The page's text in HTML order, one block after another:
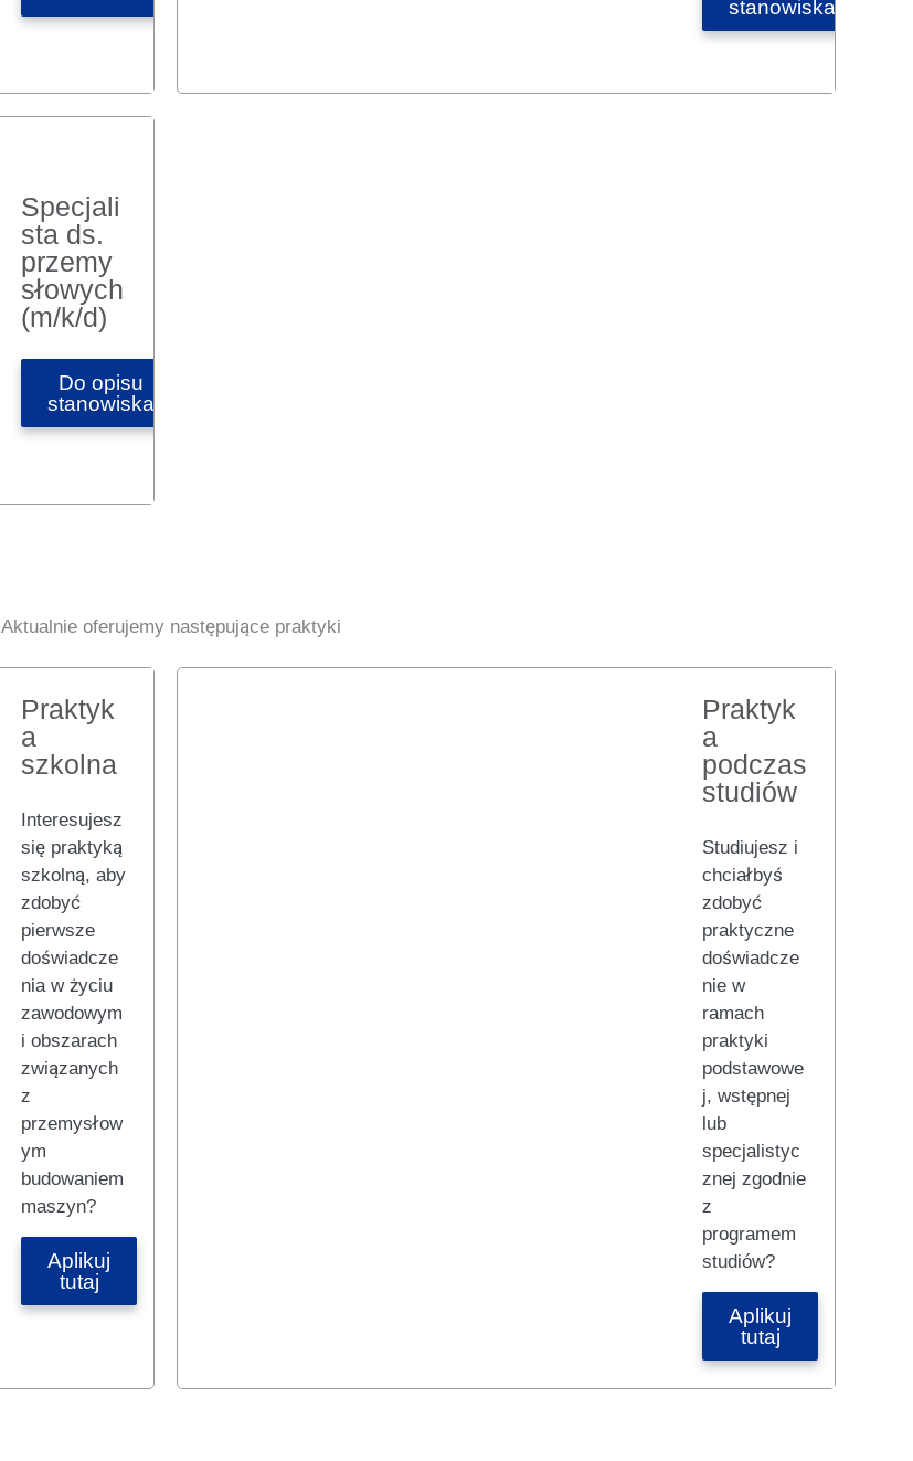
stanowiska
Specjali
sta ds.
przemy
słowych
(m/k/d)
Do opisu
stanowiska
Aktualnie oferujemy następujące praktyki
Praktyk
a
szkolna
Interesujesz
się praktyką
szkolną, aby
zdobyć
pierwsze
doświadcze
nia w życiu
zawodowym
i obszarach
związanych
z
przemysłow
ym
budowaniem
maszyn?
Aplikuj
tutaj
Praktyk
a
podczas
studiów
Studiujesz i
chciałbyś
zdobyć
praktyczne
doświadcze
nie w
ramach
praktyki
podstawowe
j, wstępnej
lub
specjalistyc
znej zgodnie
z
programem
studiów?
Aplikuj
tutaj